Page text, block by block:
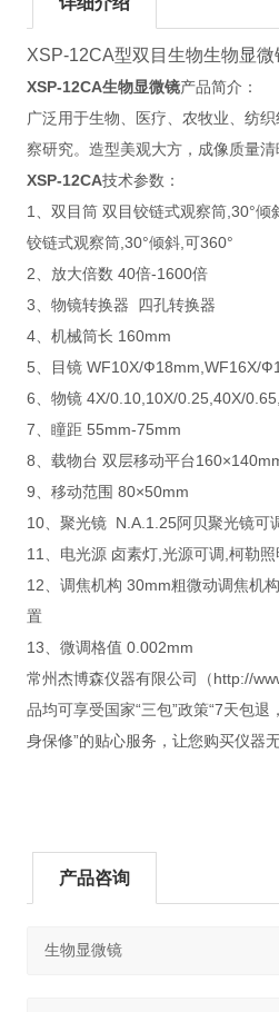
XSP-12CA型双目生物生物显微
XSP-12CA生物显微镜产品简介：
广泛用于生物、医疗、农牧业、纺
察研究。造型美观大方，成像质量清
XSP-12CA技术参数：
1、双目筒 双目铰链式观察筒,30°倾
铰链式观察筒,30°倾斜,可360°
2、放大倍数 40倍-1600倍
3、物镜转换器 四孔转换器
4、机械筒长 160mm
5、目镜 WF10X/Ф18mm,WF16X/
6、物镜 4X/0.10,10X/0.25,40X/
7、瞳距 55mm-75mm
8、载物台 双层移动平台
9、移动范围 80×50mm
10、聚光镜 N.A.1.25阿贝聚光镜可
11、电光源 卤素灯,光源可调,柯勒照
12、调焦机构 30mm粗微动调焦机
置
13、微调格值 0.002mm
常州杰博森仪器有限公司（http://
品均可享受国家“三包”政策“7天包
身保修”的贴心服务，让您购买仪器
产品咨询